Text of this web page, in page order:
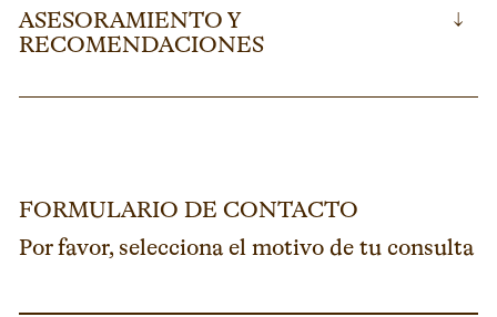
ASESORAMIENTO Y
RECOMENDACIONES
↓
FORMULARIO DE CONTACTO
Por favor, selecciona el motivo de tu consulta